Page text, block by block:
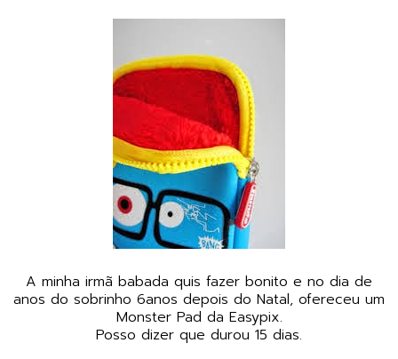
A minha irmã babada quis fazer bonito e no dia de
anos do sobrinho 6anos depois do Natal, ofereceu um
Monster Pad da Easypix.
Posso dizer que durou 15 dias.